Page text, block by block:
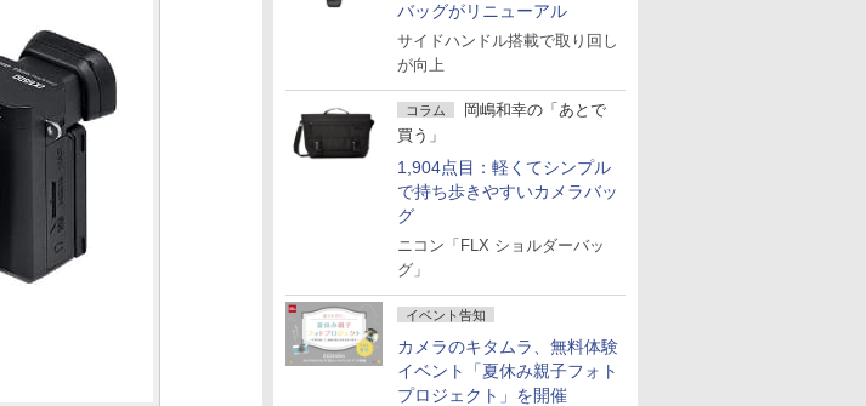
バッグがリニューアル
サイドハンドル搭載で取り回し
が向上
コラム
岡嶋和幸の「あとで
買う」
1,904点目：軽くてシンプル
で持ち歩きやすいカメラバッ
グ
ニコン「FLX ショルダーバッ
グ」
イベント告知
カメラのキタムラ、無料体験
イベント「夏休み親子フォト
プロジェクト」を開催